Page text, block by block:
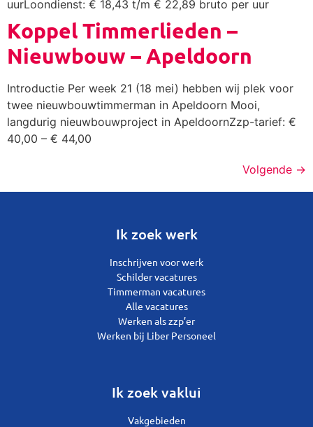
uurLoondienst: € 18,43 t/m € 22,89 bruto per uur
Koppel Timmerlieden –
Nieuwbouw – Apeldoorn
Introductie Per week 21 (18 mei) hebben wij plek voor
twee nieuwbouwtimmerman in Apeldoorn Mooi,
langdurig nieuwbouwproject in ApeldoornZzp-tarief: €
40,00 – € 44,00
Volgende →
Ik zoek werk
Inschrijven voor werk
Schilder vacatures
Timmerman vacatures
Alle vacatures
Werken als zzp’er
Werken bij Liber Personeel
Ik zoek vaklui
Vakgebieden